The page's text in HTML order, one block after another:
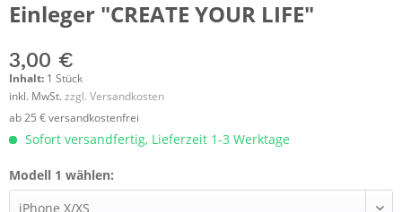
Einleger "CREATE YOUR LIFE"
3,00 €
Inhalt: 1 Stück
inkl. MwSt.zzgl. Versandkosten
ab 25 € versandkostenfrei
Sofort versandfertig, Lieferzeit 1-3 Werktage
Modell 1 wählen: